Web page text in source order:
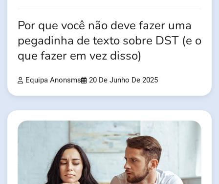
Por que você não deve fazer uma
pegadinha de texto sobre DST (e o
que fazer em vez disso)
Equipa Anonsms 20 De Junho De 2025